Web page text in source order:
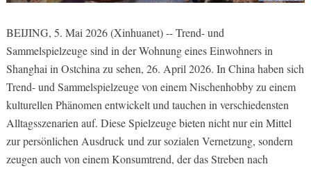
BEIJING, 5. Mai 2026 (Xinhuanet) -- Trend- und
Sammelspielzeuge sind in der Wohnung eines Einwohners in
Shanghai in Ostchina zu sehen, 26. April 2026. In China haben sich
Trend- und Sammelspielzeuge von einem Nischenhobby zu einem
kulturellen Phänomen entwickelt und tauchen in verschiedensten
Alltagsszenarien auf. Diese Spielzeuge bieten nicht nur ein Mittel
zur persönlichen Ausdruck und zur sozialen Vernetzung, sondern
zeugen auch von einem Konsumtrend, der das Streben nach